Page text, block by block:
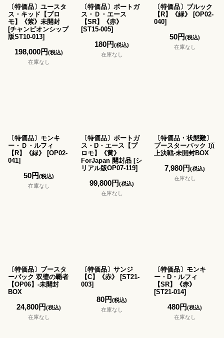
〔特価品〕ユースタ
ス・キッド【プロ
モ】《紫》未開封
[チャンピオンシップ
版ST10-013]
198,000円(税込)
在庫なし
〔特価品〕ポートガ
ス・Ｄ・エース
【SR】《赤》
[ST15-005]
180円(税込)
在庫なし
〔特価品〕ブルック
【R】《緑》
[OP02-
040]
50円(税込)
在庫なし
〔特価品〕モンキ
ー・Ｄ・ルフィ
【R】《緑》
[OP02-
041]
50円(税込)
在庫なし
〔特価品〕ポートガ
ス・D・エース【プ
ロモ】《黄》
ForJapan 開封品 [シ
リアル版OP07-119]
99,800円(税込)
在庫なし
〔特価品・状態難〕
ブースターパック 頂
上決戦-未開封BOX
7,980円(税込)
在庫なし
〔特価品〕ブースタ
ーパック 双璧の覇者
【OP06】-未開封
BOX
24,800円(税込)
在庫なし
〔特価品〕サンジ
【C】《赤》
[ST21-
003]
80円(税込)
在庫なし
〔特価品〕モンキ
ー・D・ルフィ
【SR】《赤》
[ST21-014]
480円(税込)
在庫なし